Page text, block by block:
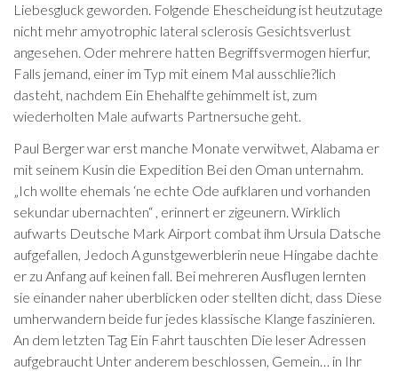
Liebesgluck geworden. Folgende Ehescheidung ist heutzutage
nicht mehr amyotrophic lateral sclerosis Gesichtsverlust
angesehen. Oder mehrere hatten Begriffsvermogen hierfur,
Falls jemand, einer im Typ mit einem Mal ausschlie?lich
dasteht, nachdem Ein Ehehalfte gehimmelt ist, zum
wiederholten Male aufwarts Partnersuche geht.
Paul Berger war erst manche Monate verwitwet, Alabama er
mit seinem Kusin die Expedition Bei den Oman unternahm.
„Ich wollte ehemals ‘ne echte Ode aufklaren und vorhanden
sekundar ubernachten“ , erinnert er zigeunern. Wirklich
aufwarts Deutsche Mark Airport combat ihm Ursula Datsche
aufgefallen, Jedoch A gunstgewerblerin neue Hingabe dachte
er zu Anfang auf keinen fall. Bei mehreren Ausflugen lernten
sie einander naher uberblicken oder stellten dicht, dass Diese
umherwandern beide fur jedes klassische Klange faszinieren.
An dem letzten Tag Ein Fahrt tauschten Die leser Adressen
aufgebraucht Unter anderem beschlossen, Gemein… in Ihr